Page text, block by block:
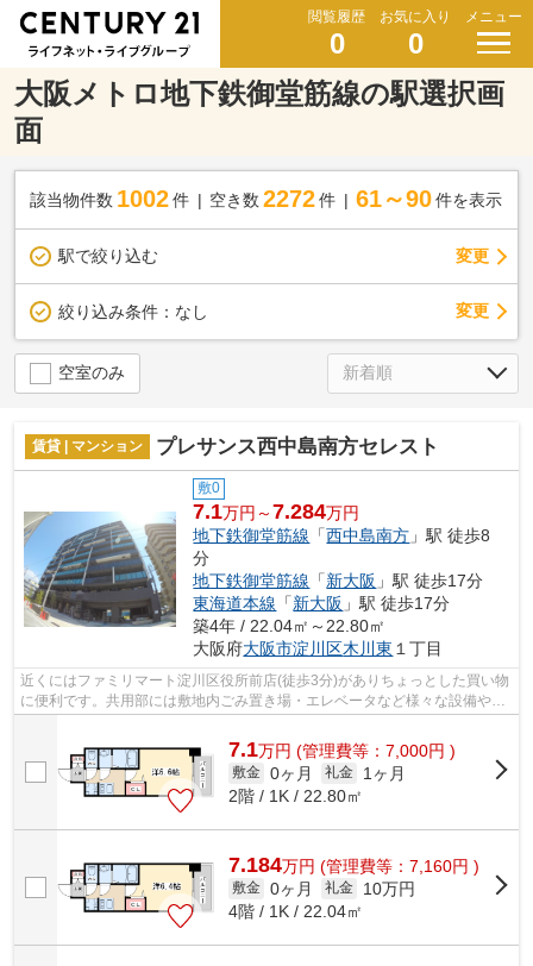
閲覧履歴
0
お気に入り
0
メニュー
大阪メトロ地下鉄御堂筋線の駅選択画
面
該当物件数 1002件 空き数 2272 件 61～90 件を表示
駅で絞り込む 変更
絞り込み条件： なし 変更
空室のみ
賃貸 | マンション プレサンス西中島南方セレスト
敷0
7.1万円～7.284万円
地下鉄御堂筋線 「西中島南方 」駅 徒歩8
分
地下鉄御堂筋線 「新大阪 」駅 徒歩17分
東海道本線 「新大阪 」駅 徒歩17分
築4年 / 22.04㎡～22.80㎡
大阪府大阪市淀川区木川東 １丁目
近くにはファミリマート淀川区役所前店(徒歩3分)がありちょっとした買い物
に便利です。共用部には敷地内ごみ置き場・エレベータなど様々な設備やサ
7.1万円 (管理費等：7,000円 )
敷金 0ヶ月 礼金
1ヶ月
2階 / 1K / 22.80㎡
7.184万円 (管理費等：7,160円 )
敷金 0ヶ月 礼金
10万円
4階 / 1K / 22.04㎡